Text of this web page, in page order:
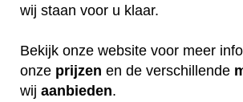
wij staan voor u klaar.
Bekijk onze website voor meer
onze prijzen en de verschillende
wij aanbieden.